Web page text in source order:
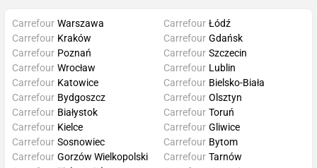
Carrefour Warszawa
Carrefour Kraków
Carrefour Poznań
Carrefour Wrocław
Carrefour Łódź
Carrefour Gdańsk
Carrefour Szczecin
Carrefour Lublin
Carrefour Katowice
Carrefour Bydgoszcz
Carrefour Białystok
Carrefour Kielce
Carrefour Bielsko-Biała
Carrefour Olsztyn
Carrefour Toruń
Carrefour Gliwice
Carrefour Sosnowiec
Carrefour Gorzów Wielkopolski
Carrefour Bytom
Carrefour Tarnów